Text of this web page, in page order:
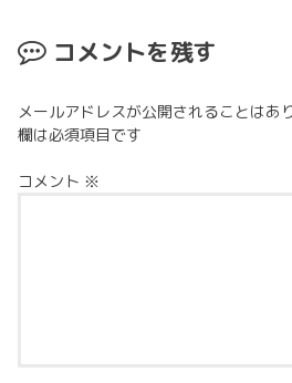
コメントを残す
メールアドレスが公開されることはあ
欄は必須項目です
コメント ※